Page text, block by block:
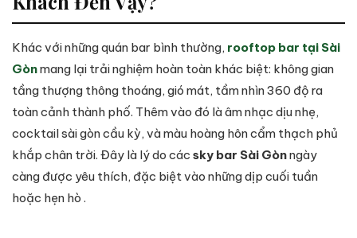
Khác với những quán bar bình thường, rooftop bar tại Sài
Gònmang lại trải nghiệm hoàn toàn khác biệt: không gian
tầng thượng thông thoáng, gió mát, tầm nhìn 360 độ ra
toàn cảnh thành phố. Thêm vào đó là âm nhạc dịu nhẹ,
cocktail sài gòn cầu kỳ, và màu hoàng hôn cẩm thạch phủ
khắp chân trời. Đây là lý do các sky bar Sài Gònngày
càng được yêu thích, đặc biệt vào những dịp cuối tuần
hoặc hẹn hò .